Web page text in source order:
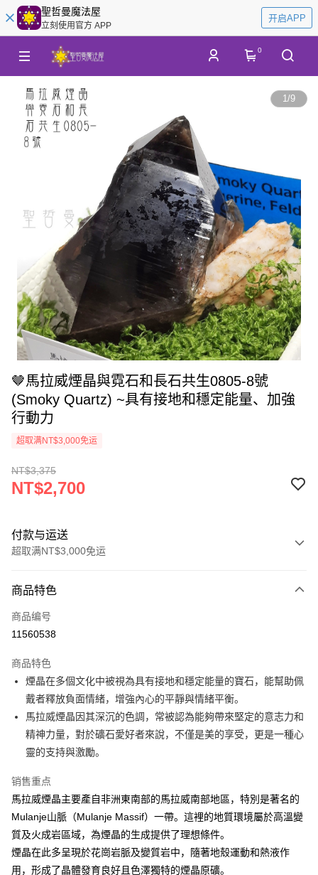
聖哲曼魔法屋
立刻使用官方 APP
开启APP
0
1/9
🤎馬拉威煙晶與霓石和長石共生0805-8號
(Smoky Quartz) ~具有接地和穩定能量、加強
行動力
超取满NT$3,000免运
NT$3,375
NT$2,700
付款与运送
超取满NT$3,000免运
信用卡一次付款
超商取货付款
Apple Pay
街口支付
悠遊付
ATM付款
全家取貨付款
每笔NT$80，满NT$3,000(含以上)免运费
7-11取貨付款
商品特色
商品编号
11560538
商品特色
煙晶在多個文化中被視為具有接地和穩定能量的寶石，能幫助佩
戴者釋放負面情緒，增強內心的平靜與情緒平衡。
馬拉威煙晶因其深沉的色調，常被認為能夠帶來堅定的意志力和
精神力量，對於礦石愛好者來說，不僅是美的享受，更是一種心
靈的支持與激勵。
销售重点
馬拉威煙晶主要產自非洲東南部的馬拉威南部地區，特別是著名的
Mulanje山脈（Mulanje Massif）一帶。這裡的地質環境屬於高溫變
質及火成岩區域，為煙晶的生成提供了理想條件。
煙晶在此多呈現於花崗岩脈及變質岩中，隨著地殼運動和熱液作
用，形成了晶體發育良好且色澤獨特的煙晶原礦。